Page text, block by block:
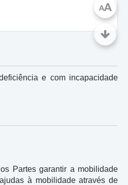
e com incapacidade
Partes garantir a mobilidade
à mobilidade através de
AA